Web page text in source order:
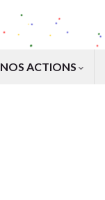
NOS ACTIONS